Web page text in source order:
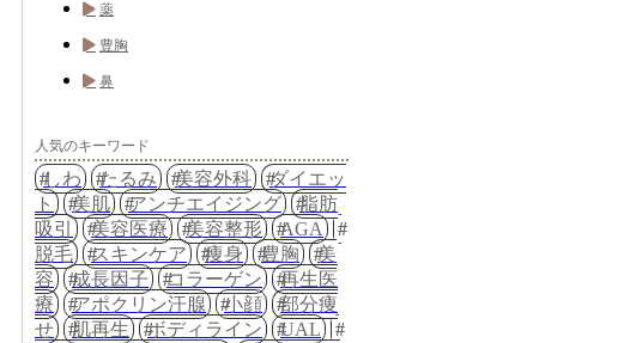
薬
豊胸
鼻
人気のキーワード
しわ たるみ 美容外科
ダイエッ
ト
美肌 アンチエイジング
脂肪
吸引
美容医療 美容整形
AGA
脱毛
スキンケア 痩身 豊胸
美
容
成長因子 コラーゲン
再生医
療
アポクリン汗腺 小顔
部分痩
せ
肌再生 ボディライン
UAL